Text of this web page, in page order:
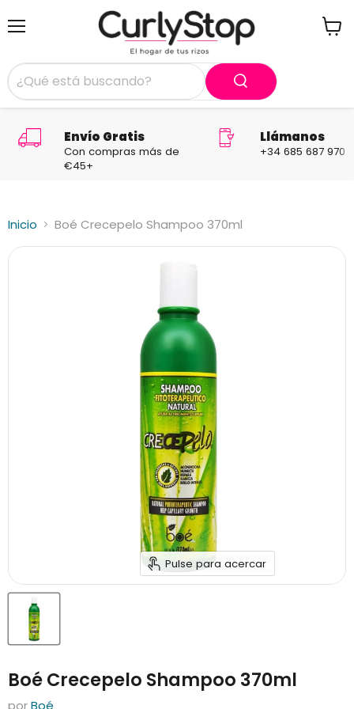
Envío Gratis
Con compras más de
€45+
Llámanos
+34 685 687 970
Inicio Boé Crecepelo Shampoo 370ml
Pulse para acercar
Boé Crecepelo Shampoo 370ml